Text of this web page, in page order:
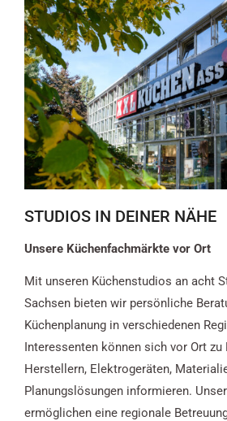
STUDIOS IN DEINER NÄHE
Unsere Küchenfachmärkte vor Ort
Mit unseren Küchenstudios an acht
Sachsen bieten wir persönliche
Küchenplanung in verschiedenen
Interessenten können sich vor Ort zu
Herstellern, Elektrogeräten,
Planungslösungen informieren.
ermöglichen eine regionale